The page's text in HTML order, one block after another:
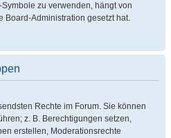
zu verwenden, hängt von
Board-Administration gesetzt hat.
Rechte im Forum. Sie können
z. B. Berechtigungen setzen,
erstellen, Moderationsrechte